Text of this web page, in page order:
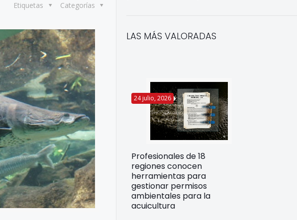
Categorías
Etiquetas
LAS MÁS VALORADAS
8 julio, 2026
Más de 30 expertos
generan acuerdos para
lograr acuicultura
sostenible y resiliente en
Perú
24 julio, 2026
Profesionales de 18
regiones conocen
herramientas para
gestionar permisos
ambientales para la
acuicultura